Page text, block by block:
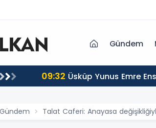
Gündem
09:32 Üsküp Yunus Emre
Gündem Talat Caferi: Anayasa